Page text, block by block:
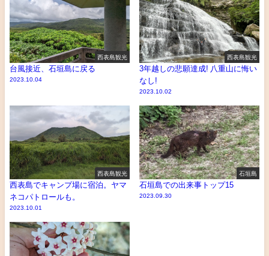
西表島観光
台風接近、石垣島に戻る
2023.10.04
西表島観光
3年越しの悲願達成! 八重山に悔い
なし!
2023.10.02
西表島観光
西表島でキャンプ場に宿泊。ヤマ
ネコパトロールも。
2023.10.01
石垣島
石垣島での出来事トップ15
2023.09.30